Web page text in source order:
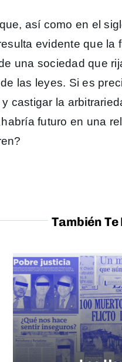
así como en el
evidente que la
una sociedad que
las leyes. Si es
castigar la
futuro en una
También